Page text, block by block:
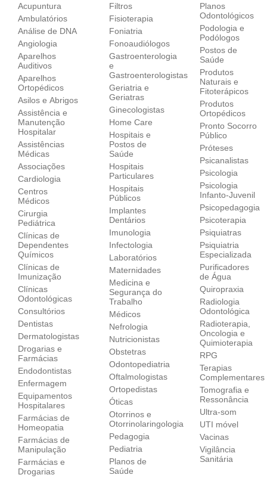
Acupuntura
Ambulatórios
Análise de DNA
Angiologia
Aparelhos
Auditivos
Aparelhos
Ortopédicos‎
Asilos e Abrigos
Assistência e
Manutenção
Hospitalar
Assistências
Médicas
Associações
Cardiologia
Centros
Médicos
Cirurgia
Pediátrica
Clínicas de
Dependentes
Químicos
Clínicas de
Imunização
Clínicas
Odontológicas
Consultórios
Dentistas
Dermatologistas
Drogarias e
Farmácias
Endodontistas
Enfermagem
Equipamentos
Hospitalares
Farmácias de
Homeopatia
Farmácias de
Manipulação
Farmácias e
Drogarias
Filtros
Fisioterapia
Foniatria
Fonoaudiólogos
Gastroenterologia
e
Gastroenterologistas
Geriatria e
Geriatras
Ginecologistas
Home Care
Hospitais e
Postos de
Saúde
Hospitais
Particulares
Hospitais
Públicos
Implantes
Dentários
Imunologia
Infectologia
Laboratórios
Maternidades
Medicina e
Segurança do
Trabalho
Médicos
Nefrologia
Nutricionistas
Obstetras
Odontopediatria
Oftalmologistas
Ortopedistas
Óticas
Otorrinos e
Otorrinolaringologia
Pedagogia
Pediatria
Planos de
Saúde
Planos
Odontológicos
Podologia e
Podólogos
Postos de
Saúde
Produtos
Naturais e
Fitoterápicos
Produtos
Ortopédicos
Pronto Socorro
Público
Próteses
Psicanalistas
Psicologia
Psicologia
Infanto-Juvenil
Psicopedagogia
Psicoterapia
Psiquiatras
Psiquiatria
Especializada
Purificadores
de Água
Quiropraxia
Radiologia
Odontológica
Radioterapia,
Oncologia e
Quimioterapia
RPG
Terapias
Complementares
Tomografia e
Ressonância
Ultra-som
UTI móvel
Vacinas
Vigilância
Sanitária